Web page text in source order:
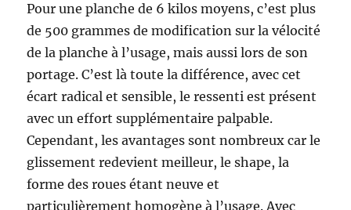
Pour une planche de 6 kilos moyens, c’est plus
de 500 grammes de modification sur la vélocité
de la planche à l’usage, mais aussi lors de son
portage. C’est là toute la différence, avec cet
écart radical et sensible, le ressenti est présent
avec un effort supplémentaire palpable.
Cependant, les avantages sont nombreux car le
glissement redevient meilleur, le shape, la
forme des roues étant neuve et
particulièrement homogène à l’usage. Avec